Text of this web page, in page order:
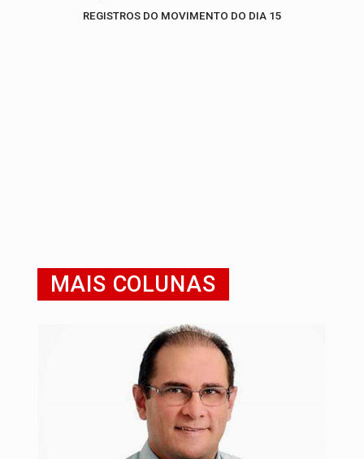
REGISTROS DO MOVIMENTO DO DIA 15
MAIS COLUNAS